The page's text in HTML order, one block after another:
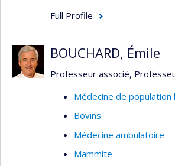
Full Profile
BOUCHARD, Émile
Professeur associé,
Médecine de population
Bovins
Médecine ambulatoire
Mammite